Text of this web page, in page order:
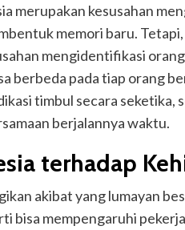
merupakan kesusahan
memori baru.
mengidentifikasi
berbeda pada tiap orang
timbul secara seketika,
berjalannya waktu.
terhadap
akibat yang lumayan
bisa mempengaruhi